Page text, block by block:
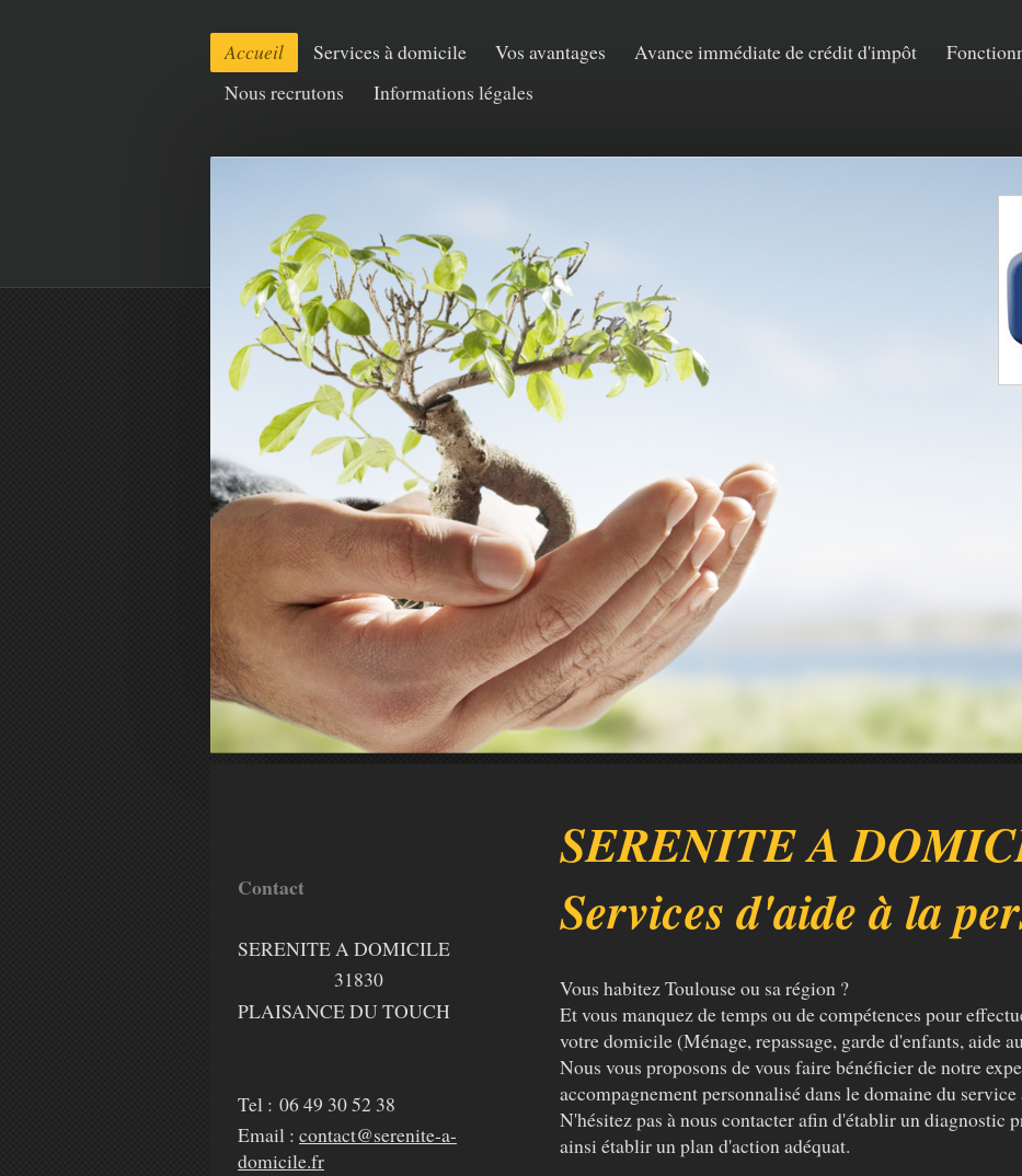
Accueil Services à domicile Vos avantages Avance immédiate de crédit d'impôt
Nous recrutons
Informations légales
SERENITE A
Services d'aide à la
Vous habitez Toulouse ou sa région ?
Et vous manquez de temps ou de compétences pour
votre domicile (Ménage, repassage, garde d'enfants, aide
Nous vous proposons de vous faire bénéficier de notre
accompagnement personnalisé dans le domaine du service
N'hésitez pas à nous contacter afin d'établir un diagnostic
ainsi établir un plan d'action adéquat.
Contact
SERENITE A DOMICILE
31830
PLAISANCE DU TOUCH
Tel : 06 49 30 52 38
Email : contact@serenite-a-
domicile.fr